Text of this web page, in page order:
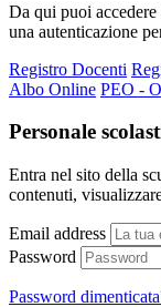
Da qui puoi
una autenticazione
Registro Docenti
Albo Online PEO -
Personale
Entra nel sito della
contenuti,
Email address
Password
Password